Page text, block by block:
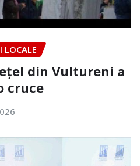
LOCALE
din Vultureni a
cruce